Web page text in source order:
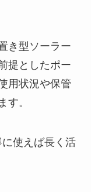
き型ソーラー
提としたポー
用状況や保管
す。
使えば長く活